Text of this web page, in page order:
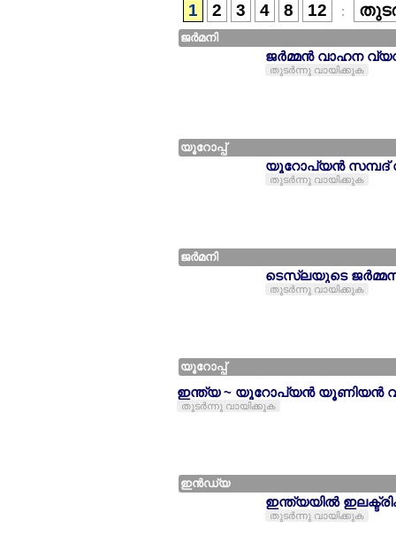
1 2 3 4 8 12 :
ജര്‍മനി
ജര്‍മ്മന്‍ വാഹന
തുടര്‍ന്നു വായിക്കുക
യൂറോപ്പ്
യൂറോപ്യന്‍
തുടര്‍ന്നു വായിക്കുക
ജര്‍മനി
ടെസ്ലയുടെ
തുടര്‍ന്നു വായിക്കുക
യൂറോപ്പ്
ഇന്ത്യ ~ യൂറോപ്യന്‍ യൂണിയന്‍
തുടര്‍ന്നു വായിക്കുക
ഇന്‍ഡ്യ
ഇന്ത്യയില്‍
തുടര്‍ന്നു വായിക്കുക